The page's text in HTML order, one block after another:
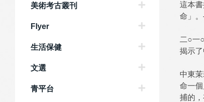
美術考古叢刊
Flyer
生活保健
文選
青平台
這本
命」
二○一
揭示
中東
命一
捕的